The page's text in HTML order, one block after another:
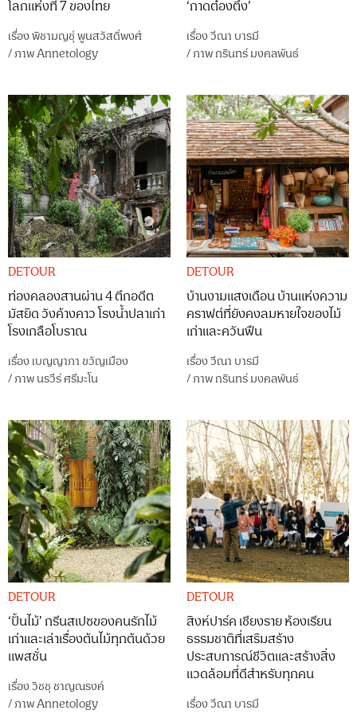
โลกแห่งที่ 7 ของไทย
เรื่องพิชามญชุ์ พูนสวัสดิ์พงศ์
/ภาพAnnetology
‘กาดต๋องตึง’
เรื่องวีณา บารมี
/ภาพกรินทร์ มงคลพันธ์
DETOUR
ท่องคลองสานผ่าน 4 ตึกอดีต
มัสยิด วังค้างคาว โรงน้ำปลาเก่า
โรงเกลือโบราณ
เรื่อง เบญญาภา ขวัญเมือง
/ภาพนรวีร์ ศรีมะโน
DETOUR
บ้านงามแสงเดือน บ้านแห่งความ
คราฟต์ที่ยังคงลมหายใจของไม้
เก่าและควันฟืน
เรื่องวีณา บารมี
/ภาพกรินทร์ มงคลพันธ์
DETOUR
‘ปั้นไม้’ กรีนสเปซของคนรักไม้
เก่าและเล่าเรื่องต้นไม้ทุกต้นด้วย
แพสชั่น
เรื่องวิชชุ ชาญณรงค์
/ภาพAnnetology
DETOUR
สิงห์ปาร์ค เชียงราย ห้องเรียน
ธรรมชาติที่เสริมสร้าง
ประสบการณ์ชีวิตและสร้างสิ่ง
แวดล้อมที่ดีสำหรับทุกคน
เรื่องวีณา บารมี